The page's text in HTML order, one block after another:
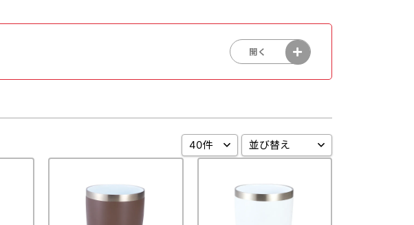
美容・健康